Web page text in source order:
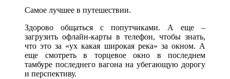
Самое лучшее в путешествии.
Здорово общаться с попутчиками. А еще –
загрузить офлайн-карты в телефон, чтобы знать,
что это за «ух какая широкая река» за окном. А
еще смотреть в торцевое окно в последнем
тамбуре последнего вагона на убегающую дорогу
и перспективу.